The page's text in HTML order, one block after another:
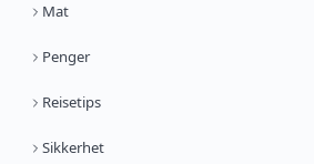
Mat
Penger
Reisetips
Sikkerhet